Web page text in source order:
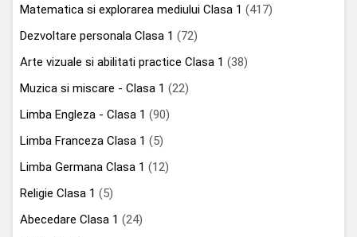
Matematica si explorarea mediului Clasa 1 (417)
Dezvoltare personala Clasa 1 (72)
Arte vizuale si abilitati practice Clasa 1 (38)
Muzica si miscare - Clasa 1 (22)
Limba Engleza - Clasa 1 (90)
Limba Franceza Clasa 1 (5)
Limba Germana Clasa 1 (12)
Religie Clasa 1 (5)
Abecedare Clasa 1 (24)